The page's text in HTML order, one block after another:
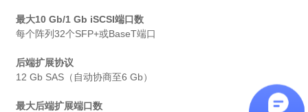
最大10 Gb/1 Gb iSCSI端口数
每个阵列32个SFP+或BaseT端口
后端扩展协议
12 Gb SAS（自动协商至6 Gb）
最大后端扩展端口数